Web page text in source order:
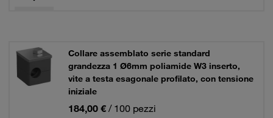
Collare assemblato serie standard
grandezza 1 Ø6mm poliamide W3 inserto,
vite a testa esagonale profilato, con tensione
iniziale
184,00 € / 100 pezzi